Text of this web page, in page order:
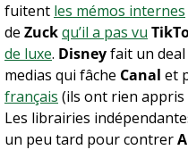
fuitent les mémos internes
de Zuckqu’il a pas vu
de luxe. Disney fait un
medias qui fâche Canal et
français (ils ont rien appris
Les librairies
un peu tard pour contrer